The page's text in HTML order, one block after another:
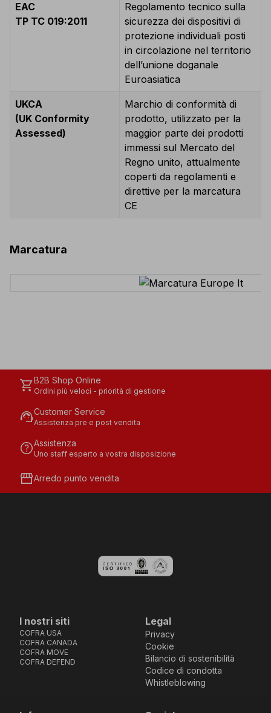
EAC
TP TC 019:2011
Regolamento tecnico sulla
sicurezza dei dispositivi di
protezione individuali posti
in circolazione nel territorio
dell’unione doganale
Euroasiatica
UKCA
(UK Conformity
Assessed)
Marchio di conformità di
prodotto, utilizzato per la
maggior parte dei prodotti
immessi sul Mercato del
Regno unito, attualmente
coperti da regolamenti e
direttive per la marcatura
CE
Marcatura
shopping_cartB2B Shop Online
Ordini più veloci - priorità di gestione
support_agentCustomer Service
Assistenza pre e post vendita
helpAssistenza
Uno staff esperto a vostra disposizione
storefrontArredo punto vendita
I nostri siti
COFRA USA
COFRA CANADA
COFRA MOVE
COFRA DEFEND
Legal
Privacy
Cookie
Bilancio di sostenibilità
Codice di condotta
Whistleblowing